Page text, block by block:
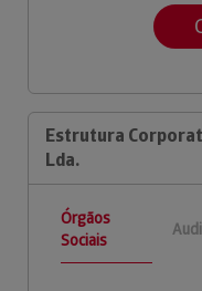
Estrutura
Lda.
Órgãos
Sociais